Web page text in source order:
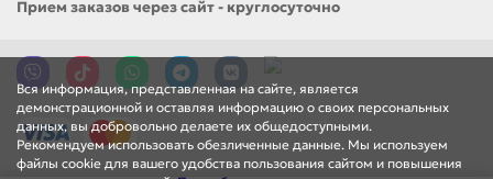
Вся информация, представленная на сайте, является
демонстрационной и оставляя информацию о своих персональных
данных, вы добровольно делаете их общедоступными.
Рекомендуем использовать обезличенные данные. Мы используем
файлы cookie для вашего удобства пользования сайтом и повышения
Прием заказов через сайт - круглосуточно